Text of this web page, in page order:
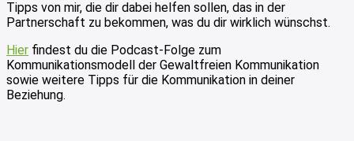
Tipps von mir, die dir dabei helfen sollen, das in der
Partnerschaft zu bekommen, was du dir wirklich wünschst.
Hier findest du die Podcast-Folge zum
Kommunikationsmodell der Gewaltfreien Kommunikation
sowie weitere Tipps für die Kommunikation in deiner
Beziehung.